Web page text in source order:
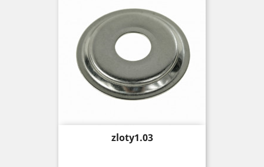
Price
zloty1.03